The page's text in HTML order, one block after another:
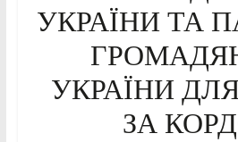
УКРАЇНИ ТА
УКРАЇНИ
ЗА